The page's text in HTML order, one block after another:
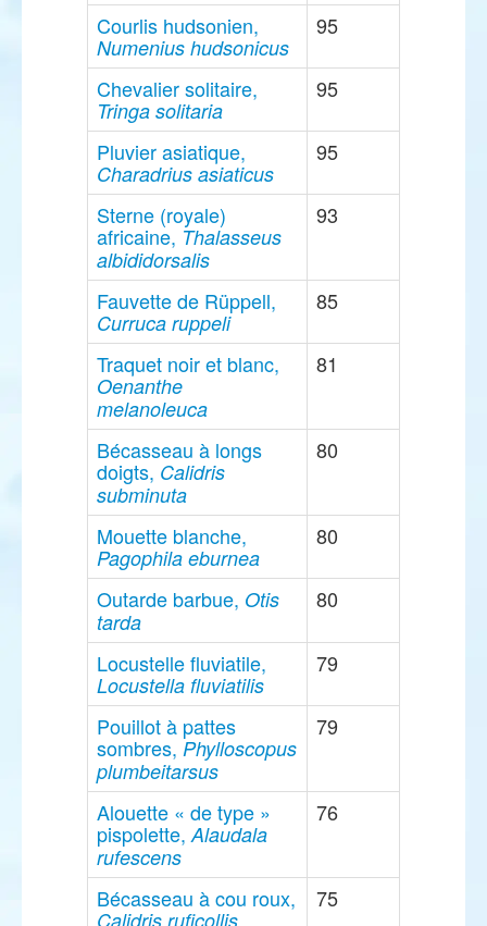
Courlis hudsonien,
Numenius hudsonicus
95
Chevalier solitaire,
Tringa solitaria
95
Pluvier asiatique,
Charadrius asiaticus
95
Sterne (royale)
africaine, Thalasseus
albididorsalis
93
Fauvette de Rüppell,
Curruca ruppeli
85
Traquet noir et blanc,
Oenanthe
melanoleuca
81
Bécasseau à longs
doigts, Calidris
subminuta
80
Mouette blanche,
Pagophila eburnea
80
Outarde barbue, Otis
tarda
80
Locustelle fluviatile,
Locustella fluviatilis
79
Pouillot à pattes
sombres, Phylloscopus
plumbeitarsus
79
Alouette « de type »
pispolette,Alaudala
rufescens
76
Bécasseau à cou roux,
Calidris ruficollis
75